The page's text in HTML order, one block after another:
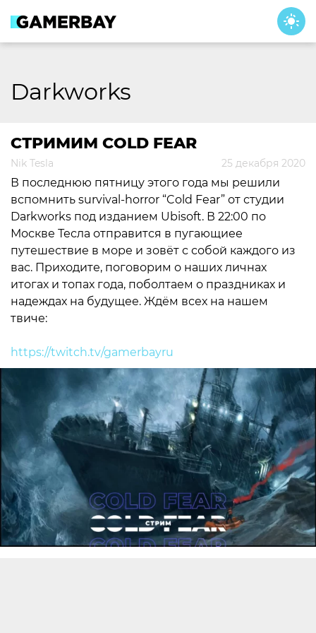
content
Darkworks
СТРИМИМ COLD FEAR
Nik Tesla 25 декабря 2020
В последнюю пятницу этого года мы решили
вспомнить survival-horror “Cold Fear” от студии
Darkworks под изданием Ubisoft. В 22:00 по
Москве Тесла отправится в пугающиее
путешествие в море и зовёт с собой каждого из
вас. Приходите, поговорим о наших личнах
итогах и топах года, поболтаем о праздниках и
надеждах на будущее. Ждём всех на нашем
твиче:
https://twitch.tv/gamerbayru